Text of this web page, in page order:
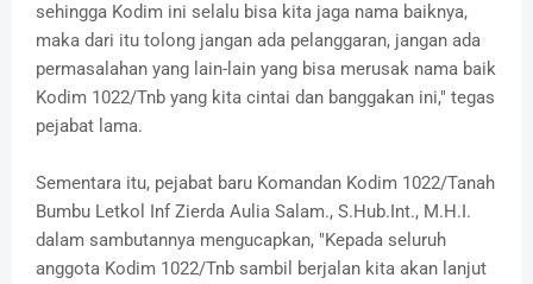
sehingga Kodim ini selalu bisa kita jaga nama baiknya,
maka dari itu tolong jangan ada pelanggaran, jangan ada
permasalahan yang lain-lain yang bisa merusak nama baik
Kodim 1022/Tnb yang kita cintai dan banggakan ini," tegas
pejabat lama.
Sementara itu, pejabat baru Komandan Kodim 1022/Tanah
Bumbu Letkol Inf Zierda Aulia Salam., S.Hub.Int., M.H.I.
dalam sambutannya mengucapkan, "Kepada seluruh
anggota Kodim 1022/Tnb sambil berjalan kita akan lanjut